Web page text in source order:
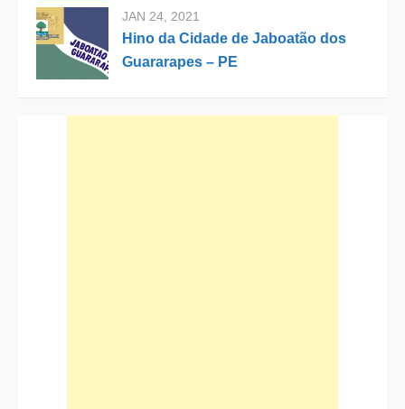
JAN 24, 2021
Hino da Cidade de Jaboatão dos
Guararapes – PE